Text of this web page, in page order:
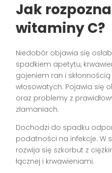
Jak
witaminy C?
Niedobór objawia się
spadkiem apetytu,
gojeniem ran i
włosowatych. Pojawia się
oraz problemy z
złamaniach.
Dochodzi do spadku
podatności na infekcje. W
rozwija się szkorbut z
łącznej i krwawieniami.